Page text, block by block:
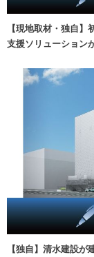
【現地取材・独自
支援ソリューション
【独自】清水建設